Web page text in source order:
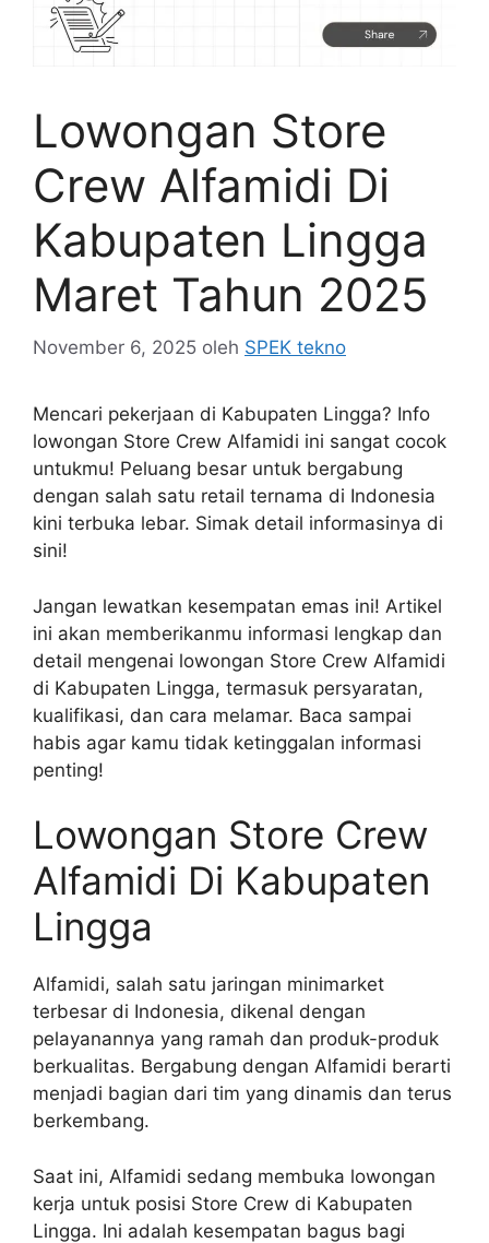
Lowongan Store
Crew Alfamidi Di
Kabupaten Lingga
Maret Tahun 2025
November 6, 2025 oleh SPEK tekno
Mencari pekerjaan di Kabupaten Lingga? Info
lowongan Store Crew Alfamidi ini sangat cocok
untukmu! Peluang besar untuk bergabung
dengan salah satu retail ternama di Indonesia
kini terbuka lebar. Simak detail informasinya di
sini!
Jangan lewatkan kesempatan emas ini! Artikel
ini akan memberikanmu informasi lengkap dan
detail mengenai lowongan Store Crew Alfamidi
di Kabupaten Lingga, termasuk persyaratan,
kualifikasi, dan cara melamar. Baca sampai
habis agar kamu tidak ketinggalan informasi
penting!
Lowongan Store Crew
Alfamidi Di Kabupaten
Lingga
Alfamidi, salah satu jaringan minimarket
terbesar di Indonesia, dikenal dengan
pelayanannya yang ramah dan produk-produk
berkualitas. Bergabung dengan Alfamidi berarti
menjadi bagian dari tim yang dinamis dan terus
berkembang.
Saat ini, Alfamidi sedang membuka lowongan
kerja untuk posisi Store Crew di Kabupaten
Lingga. Ini adalah kesempatan bagus bagi